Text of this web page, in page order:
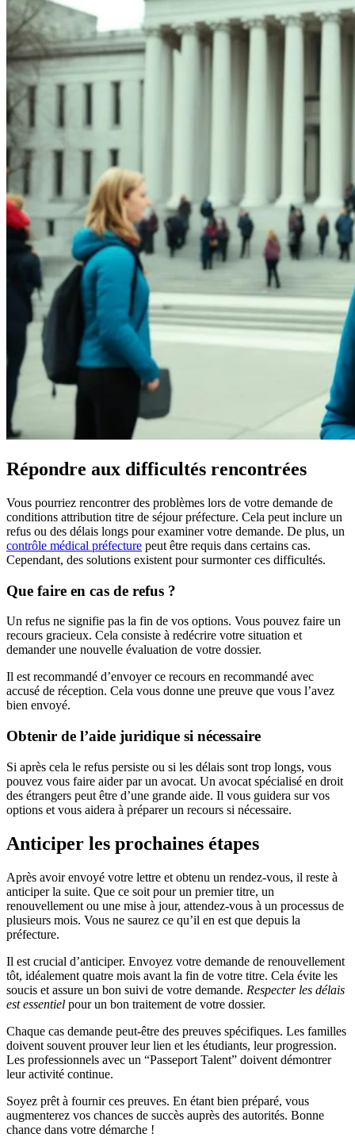
Répondre aux difficultés rencontrées
Vous pourriez rencontrer des problèmes lors de votre demande de
conditions attribution titre de séjour préfecture. Cela peut inclure un
refus ou des délais longs pour examiner votre demande. De plus, un
contrôle médical préfecture peut être requis dans certains cas.
Cependant, des solutions existent pour surmonter ces difficultés.
Que faire en cas de refus ?
Un refus ne signifie pas la fin de vos options. Vous pouvez faire un
recours gracieux. Cela consiste à redécrire votre situation et
demander une nouvelle évaluation de votre dossier.
Il est recommandé d’envoyer ce recours en recommandé avec
accusé de réception. Cela vous donne une preuve que vous l’avez
bien envoyé.
Obtenir de l’aide juridique si nécessaire
Si après cela le refus persiste ou si les délais sont trop longs, vous
pouvez vous faire aider par un avocat. Un avocat spécialisé en droit
des étrangers peut être d’une grande aide. Il vous guidera sur vos
options et vous aidera à préparer un recours si nécessaire.
Anticiper les prochaines étapes
Après avoir envoyé votre lettre et obtenu un rendez-vous, il reste à
anticiper la suite. Que ce soit pour un premier titre, un
renouvellement ou une mise à jour, attendez-vous à un processus de
plusieurs mois. Vous ne saurez ce qu’il en est que depuis la
préfecture.
Il est crucial d’anticiper. Envoyez votre demande de renouvellement
tôt, idéalement quatre mois avant la fin de votre titre. Cela évite les
soucis et assure un bon suivi de votre demande. Respecter les délais
est essentiel pour un bon traitement de votre dossier.
Chaque cas demande peut-être des preuves spécifiques. Les familles
doivent souvent prouver leur lien et les étudiants, leur progression.
Les professionnels avec un “Passeport Talent” doivent démontrer
leur activité continue.
Soyez prêt à fournir ces preuves. En étant bien préparé, vous
augmenterez vos chances de succès auprès des autorités. Bonne
chance dans votre démarche !